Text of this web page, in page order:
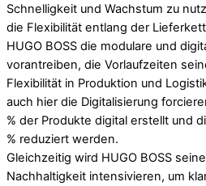
Schnelligkeit und Wachstum zu
die Flexibilität entlang der
HUGO BOSS die modulare und
vorantreiben, die Vorlaufzeiten
Flexibilität in Produktion und
auch hier die Digitalisierung
% der Produkte digital erstellt und
% reduziert werden.
Gleichzeitig wird HUGO BOSS
Nachhaltigkeit intensivieren, um